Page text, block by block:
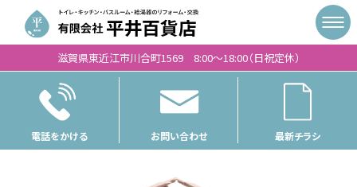
滋賀県東近江市川合町1569 8:00〜18:00（日祝定休）
電話をかける お問い合わせ 最新チラシ